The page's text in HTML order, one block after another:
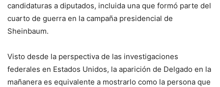
candidaturas a diputados, incluida una que formó parte del
cuarto de guerra en la campaña presidencial de
Sheinbaum.
Visto desde la perspectiva de las investigaciones
federales en Estados Unidos, la aparición de Delgado en la
mañanera es equivalente a mostrarlo como la persona que